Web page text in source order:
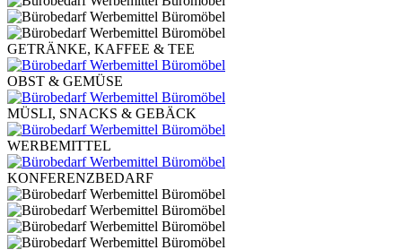
GETRÄNKE, KAFFEE & TEE
OBST & GEMÜSE
MÜSLI, SNACKS & GEBÄCK
WERBEMITTEL
KONFERENZBEDARF